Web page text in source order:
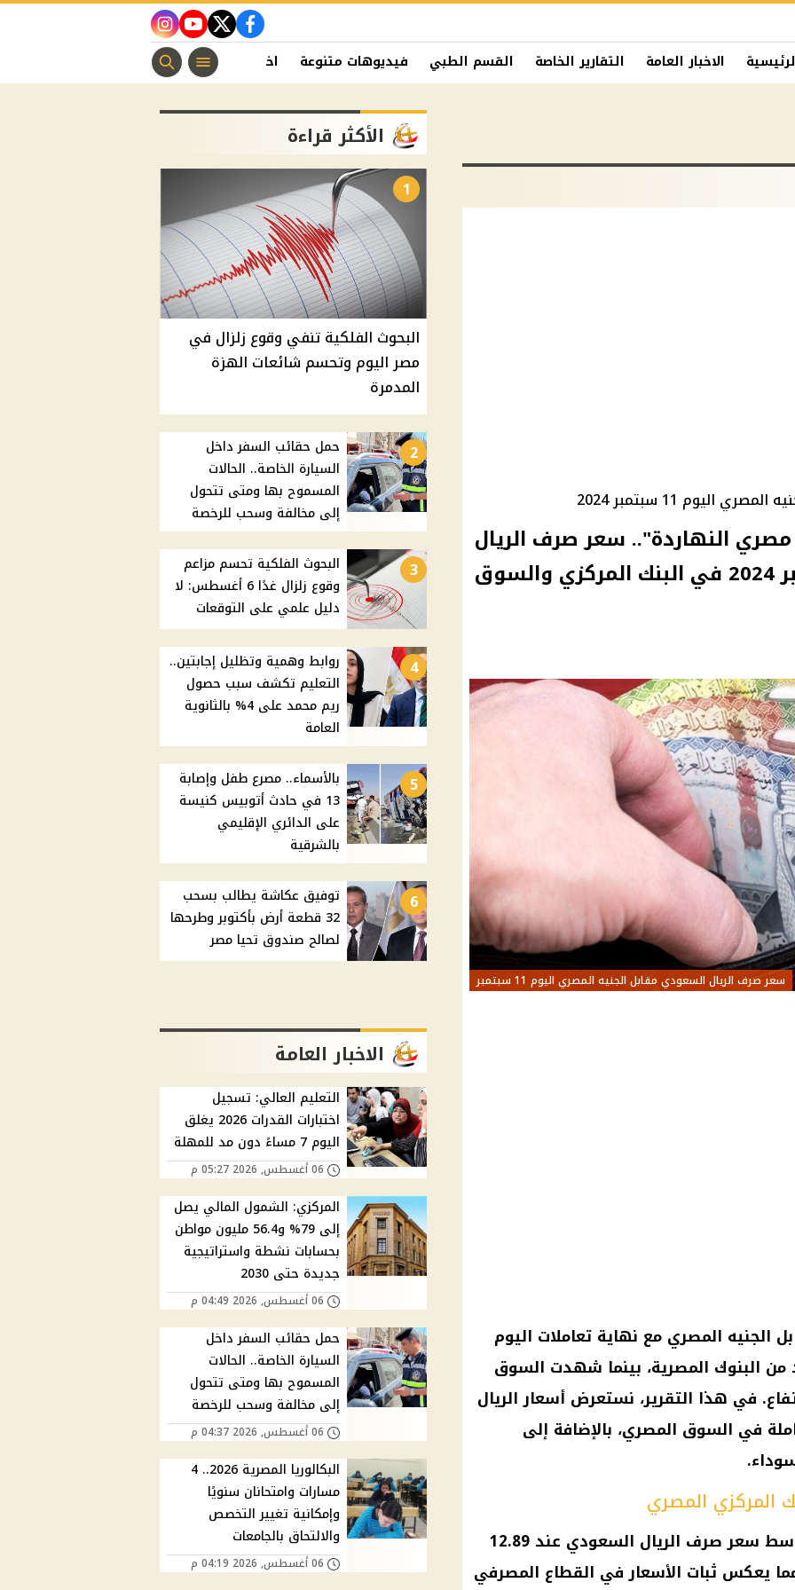
facebook
twitter
youtube
instagram
الاخبار العامة التقارير الخاصة القسم الطبي فيديوهات متنوعة اخبار الفن منوعات مسيحية
11 سبتمبر 2024
النهاردة".. سعر صرف الريال
السعودي اليوم 11 سبتمبر 2024 في البنك المركزي والسوق
سعر صرف الريال السعودي مقابل الجنيه المصري اليوم 11 سبتمبر
الجنيه المصري مع نهاية تعاملات اليوم
البنوك المصرية، بينما شهدت السوق
في هذا التقرير، نستعرض أسعار الريال
في السوق المصري، بالإضافة إلى
.
المركزي المصري
سعر صرف الريال السعودي
عند 12.89
الأسعارفي القطاع المصرفي
الأكثر قراءة
1
البحوث الفلكية تنفي وقوع زلزال في
مصر اليوم وتحسم شائعات الهزة
المدمرة
2
حمل حقائب السفر داخل
السيارة الخاصة.. الحالات
المسموح بها ومتى تتحول
إلى مخالفة وسحب للرخصة
3
البحوث الفلكية تحسم مزاعم
وقوع زلزال غدًا 6 أغسطس: لا
دليل علمي على التوقعات
4
روابط وهمية وتظليل إجابتين..
التعليم تكشف سبب حصول
ريم محمد على 4% بالثانوية
العامة
5
بالأسماء.. مصرع طفل وإصابة
13 في حادث أتوبيس كنيسة
على الدائري الإقليمي
بالشرقية
6
توفيق عكاشة يطالب بسحب
32 قطعة أرض بأكتوبر وطرحها
لصالح صندوق تحيا مصر
الاخبار العامة
التعليم العالي: تسجيل
اختبارات القدرات 2026 يغلق
اليوم 7 مساءً دون مد للمهلة
06 أغسطس, 2026 05:27 م
المركزي: الشمول المالي يصل
إلى 79% و56.4 مليون مواطن
بحسابات نشطة واستراتيجية
جديدة حتى 2030
06 أغسطس, 2026 04:49 م
حمل حقائب السفر داخل
السيارة الخاصة.. الحالات
المسموح بها ومتى تتحول
إلى مخالفة وسحب للرخصة
06 أغسطس, 2026 04:37 م
البكالوريا المصرية 2026.. 4
مسارات وامتحانان سنويًا
وإمكانية تغيير التخصص
والالتحاق بالجامعات
06 أغسطس, 2026 04:19 م